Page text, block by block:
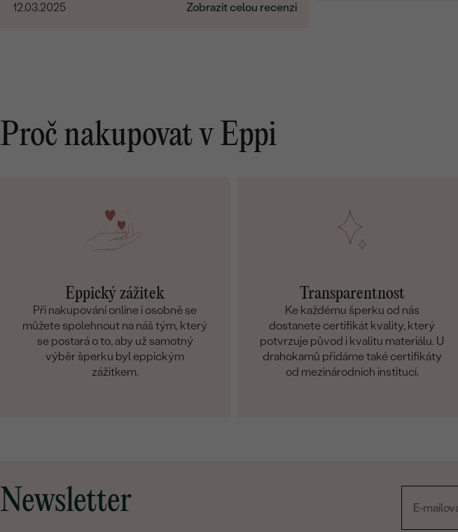
12.03.2025
Zobrazit celou recenzi
Proč nakupovat v Eppi
Eppický zážitek
Při nakupování online i osobně se
můžete spolehnout na náš tým, který
se postará o to, aby už samotný
výběr šperku byl eppickým
zážitkem.
Transparentnost
Ke každému šperku od nás
dostanete certifikát kvality, který
potvrzuje původ i kvalitu materiálu. U
drahokamů přidáme také certifikáty
od mezinárodních institucí.
Newsletter